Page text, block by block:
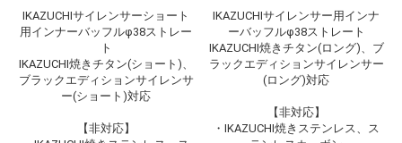
IKAZUCHIサイレンサーショート
用インナーバッフルφ38ストレー
ト
IKAZUCHI焼きチタン(ショート)、
ブラックエディションサイレンサ
ー(ショート)対応
【非対応】
IKAZUCHIサイレンサー用インナ
ーバッフルφ38ストレート
IKAZUCHI焼きチタン(ロング)、ブ
ラックエディションサイレンサー
(ロング)対応
【非対応】
・IKAZUCHI焼きステンレス、ス